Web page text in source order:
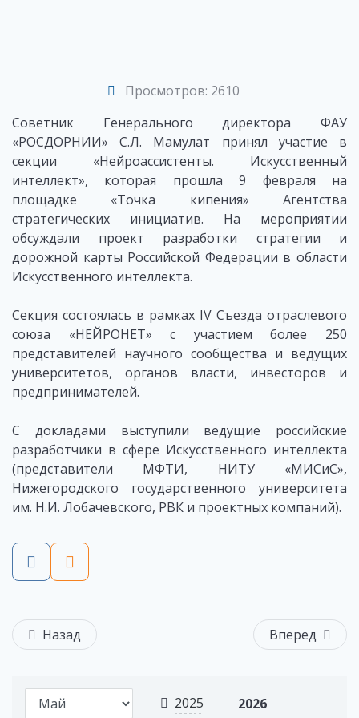
2025 2026
Просмотров: 2610
Советник Генерального директора ФАУ
«РОСДОРНИИ» С.Л. Мамулат принял участие в
секции «Нейроассистенты. Искусственный
интеллект», которая прошла 9 февраля на
площадке «Точка кипения» Агентства
стратегических инициатив. На мероприятии
обсуждали проект разработки стратегии и
дорожной карты Российской Федерации в области
Искусственного интеллекта.
Секция состоялась в рамках IV Съезда отраслевого
союза «НЕЙРОНЕТ» с участием более 250
представителей научного сообщества и ведущих
университетов, органов власти, инвесторов и
предпринимателей.
С докладами выступили ведущие российские
разработчики в сфере Искусственного интеллекта
(представители МФТИ, НИТУ «МИСиС»,
Нижегородского государственного университета
им. Н.И. Лобачевского, РВК и проектных компаний).
Назад Вперед